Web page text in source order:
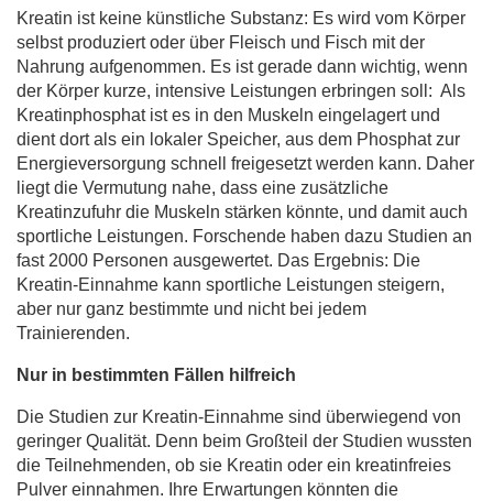
Kreatin ist keine künstliche Substanz: Es wird vom Körper
selbst produziert oder über Fleisch und Fisch mit der
Nahrung aufgenommen. Es ist gerade dann wichtig, wenn
der Körper kurze, intensive Leistungen erbringen soll: Als
Kreatinphosphat ist es in den Muskeln eingelagert und
dient dort als ein lokaler Speicher, aus dem Phosphat zur
Energieversorgung schnell freigesetzt werden kann. Daher
liegt die Vermutung nahe, dass eine zusätzliche
Kreatinzufuhr die Muskeln stärken könnte, und damit auch
sportliche Leistungen. Forschende haben dazu Studien an
fast 2000 Personen ausgewertet. Das Ergebnis: Die
Kreatin-Einnahme kann sportliche Leistungen steigern,
aber nur ganz bestimmte und nicht bei jedem
Trainierenden.
Nur in bestimmten Fällen hilfreich
Die Studien zur Kreatin-Einnahme sind überwiegend von
geringer Qualität. Denn beim Großteil der Studien wussten
die Teilnehmenden, ob sie Kreatin oder ein kreatinfreies
Pulver einnahmen. Ihre Erwartungen könnten die